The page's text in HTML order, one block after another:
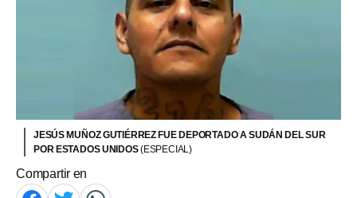
JESÚS MUÑOZ GUTIÉRREZ FUE DEPORTADO A SUDÁN DEL SUR
POR ESTADOS UNIDOS(ESPECIAL)
Compartir en